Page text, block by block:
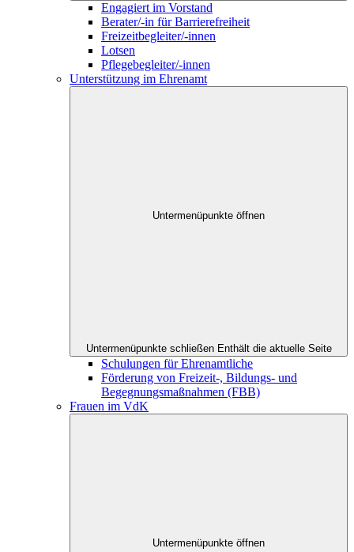
Engagiert im Vorstand
Berater/-in für Barrierefreiheit
Freizeitbegleiter/-innen
Lotsen
Pflegebegleiter/-innen
Unterstützung im Ehrenamt
Untermenüpunkte öffnen
Untermenüpunkte schließen Enthält die aktuelle Seite
Schulungen für Ehrenamtliche
Förderung von Freizeit-, Bildungs- und
Begegnungsmaßnahmen (FBB)
Frauen im VdK
Untermenüpunkte öffnen